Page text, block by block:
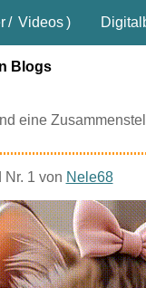
/ Videos)
Blogs
eine
Nr. 1 von Nele68